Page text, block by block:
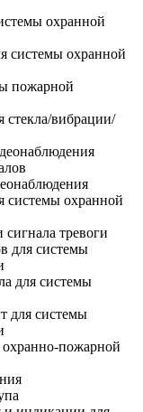
охранной
системы охранной
пожарной
стекла/вибрации/
системы охранной
тревоги
для системы
для системы
для системы
охранно-пожарной